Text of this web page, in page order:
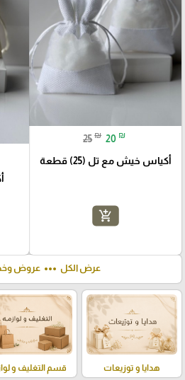
25 ₪ 20 ₪
أكياس خيش مع تل (25) قطعة
add_shopping_cart
عرض الكل more_horiz عروض
هدايا و توزيعات قسم التغليف و